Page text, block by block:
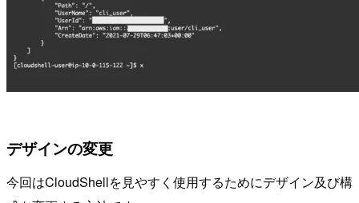
デザインの変更
今回はCloudShellを見やすく使用するためにデザイン及び構